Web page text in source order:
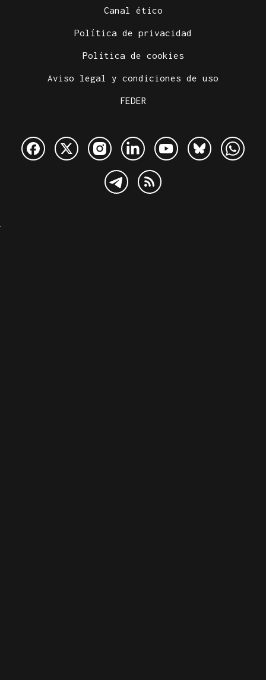
Canal ético
Política de privacidad
Política de cookies
Aviso legal y condiciones de uso
FEDER